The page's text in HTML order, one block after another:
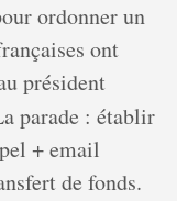
ordonner un
ont
président
parade : établir
+ email
de fonds.